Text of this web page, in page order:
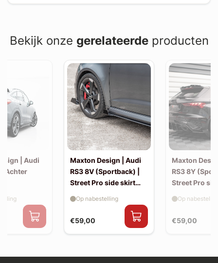
Bekijk onze gerelateerdeproducten
| Audi
| Achter
Maxton Design | Audi
RS3 8V (Sportback) |
Street Pro side skirt
€59,00
Op nabestelling
Maxton
RS3 8Y
Street Pro
€59,00
Op